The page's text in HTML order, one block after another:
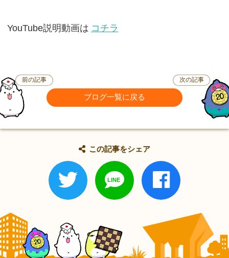
YouTube説明動画は コチラ
前の記事
ブログ一覧に戻る
次の記事
この記事をシェア